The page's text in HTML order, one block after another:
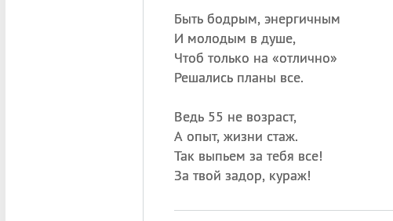
Быть бодрым, энергичным
И молодым в душе,
Чтоб только на «отлично»
Решались планы все.
Ведь 55 не возраст,
А опыт, жизни стаж.
Так выпьем за тебя все!
За твой задор, кураж!